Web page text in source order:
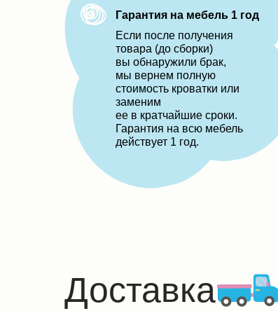
Eсли после получения
товара (до сборки)
вы обнаружили брак,
мы вернем полную
стоимость кроватки или
заменим
ее в кратчайшие сроки.
Гарантия на всю мебель
действует 1 год.
Гарантия на мебель 1 год
Доставка